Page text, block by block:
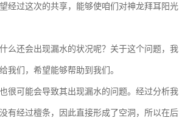
经过这次的共享，能够使咱们对神龙拜耳阳光
么还会出现漏水的状况呢？关于这个问题，我
我们，希望能够帮助到我们。
很可能会导致其出现漏水的问题。经过分析我
有经过檀条，因此直接形成了空洞，所以在后